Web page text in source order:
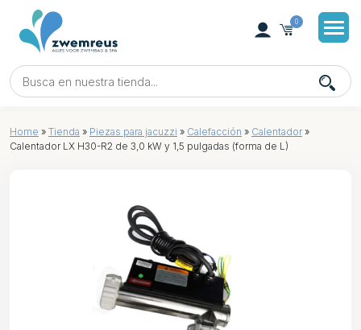
0
Home » Tienda » Piezas para jacuzzi » Calefacción » Calentador »
Calentador LX H30-R2 de 3,0 kW y 1,5 pulgadas (forma de L)